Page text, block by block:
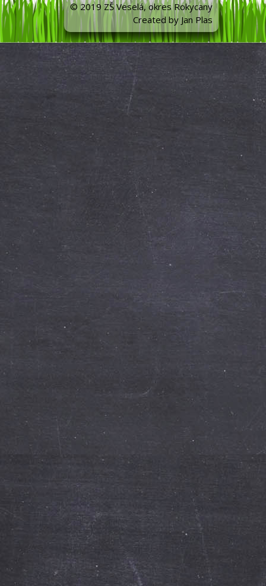
© 2019 ZŠ Veselá, okres Rokycany
Created by Jan Plas